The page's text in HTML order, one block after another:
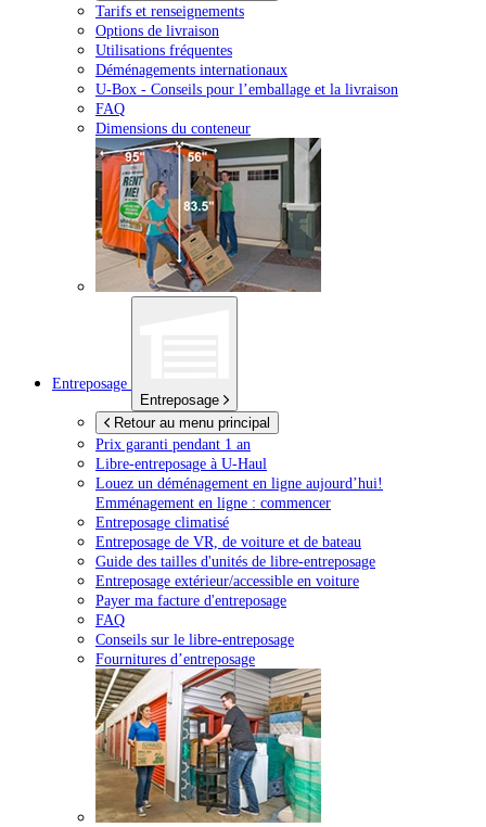
Tarifs et renseignements
Options de livraison
Utilisations fréquentes
Déménagements internationaux
U-Box - Conseils pour l’emballage et la livraison
FAQ
Dimensions du conteneur
Entreposage
Entreposage
Retour au menu principal
Prix garanti pendant 1 an
Libre-entreposage à U-Haul
Louez un déménagement en ligne aujourd’hui!
Emménagement en ligne : commencer
Entreposage climatisé
Entreposage de VR, de voiture et de bateau
Guide des tailles d'unités de libre-entreposage
Entreposage extérieur/accessible en voiture
Payer ma facture d'entreposage
FAQ
Conseils sur le libre-entreposage
Fournitures d’entreposage